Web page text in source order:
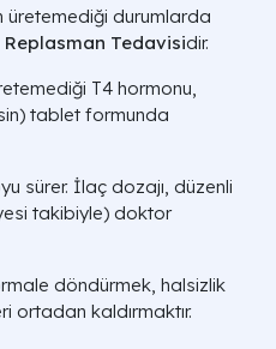
üretemediği durumlarda
Tedavisidir.
T4 hormonu,
tablet formunda
sürer. İlaç dozajı, düzenli
takibiyle) doktor
döndürmek, halsizlik
ortadan kaldırmaktır.